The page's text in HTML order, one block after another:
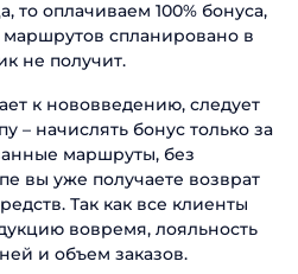
то оплачиваем 100% бонуса,
спланировано в
не получит.
к нововведению, следует
– начислять бонус только за
маршруты, без
вы уже получаете возврат
Так как все клиенты
вовремя, лояльность
и объем заказов.
чтобы узнать
за обращение.
заинтересовались
продуктами. Один из
свяжется с вами в
звонок
экспертом уже
сегодня
за обращение.
заинтересовались
продуктами. Один из
свяжется с вами в
за обращение.
заинтересовались
продуктами. Один из
свяжется с вами в